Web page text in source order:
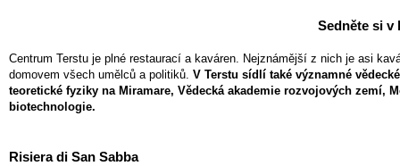
Sedněte si v
Centrum Terstu je plné restaurací a kaváren. Nejznámější z nich je asi
domovem všech umělců a politiků. V Terstu sídlí také významné
teoretické fyziky na Miramare, Vědecká akademie rozvojových zemí,
biotechnologie.
Risiera di San Sabba